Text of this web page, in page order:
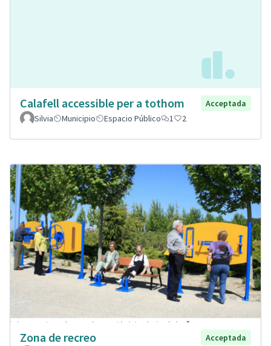
Calafell accessible per a tothom
Acceptada
Silvia
Municipio Espacio Público 1 2
Zona de recreo
Acceptada